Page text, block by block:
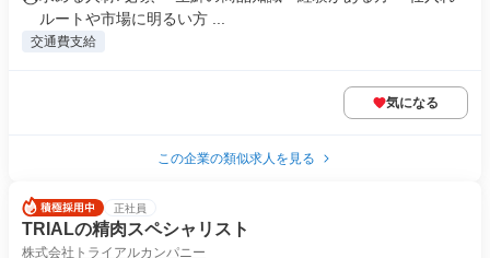
ルートや市場に明るい方 ...
交通費支給
気になる
この企業の類似求人を見る
正社員
TRIALの精肉スペシャリスト
株式会社トライアルカンパニー